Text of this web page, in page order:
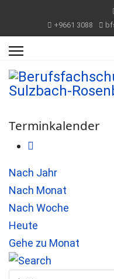
+9661 3088
Terminkalender
Nach Jahr
Nach Monat
Nach Woche
Heute
Gehe zu Monat